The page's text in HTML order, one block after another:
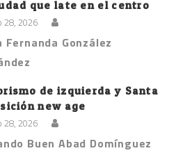
que late en el centro
28, 2026
Fernanda González
de izquierda y Santa
new age
28, 2026
Buen Abad Domínguez